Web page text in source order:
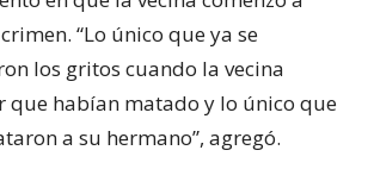
“Lo único que ya se
los gritos cuando la vecina
que habían matado y lo único que
a su hermano”, agregó.